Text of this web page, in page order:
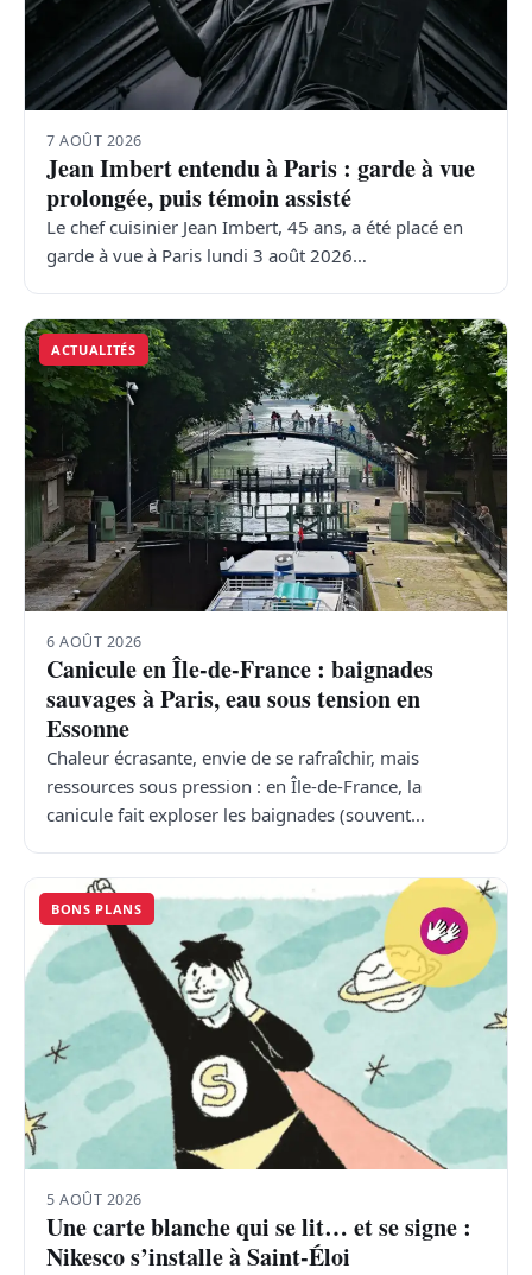
7 AOÛT 2026
Jean Imbert entendu à Paris : garde à vue
prolongée, puis témoin assisté
Le chef cuisinier Jean Imbert, 45 ans, a été placé en
garde à vue à Paris lundi 3 août 2026…
ACTUALITÉS
6 AOÛT 2026
Canicule en Île-de-France : baignades
sauvages à Paris, eau sous tension en
Essonne
Chaleur écrasante, envie de se rafraîchir, mais
ressources sous pression : en Île-de-France, la
canicule fait exploser les baignades (souvent…
BONS PLANS
5 AOÛT 2026
Une carte blanche qui se lit… et se signe :
Nikesco s’installe à Saint-Éloi